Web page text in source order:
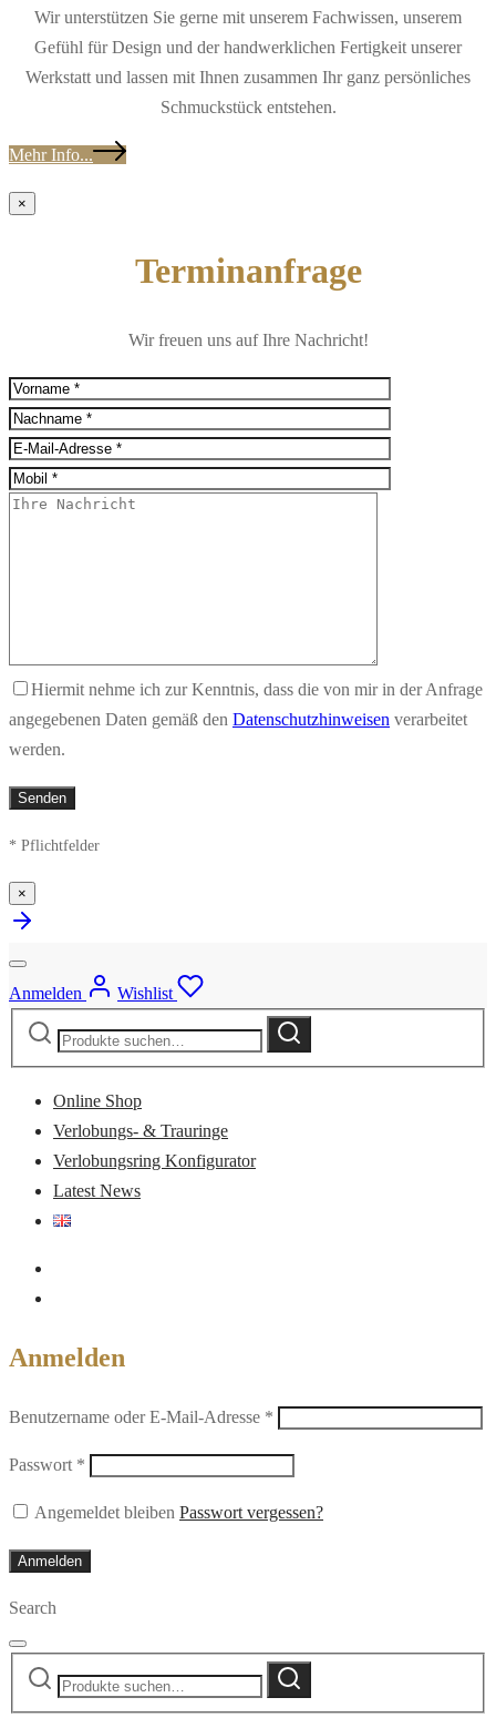
Wir unterstützen Sie gerne mit unserem Fachwissen, unserem
Gefühl für Design und der handwerklichen Fertigkeit unserer
Werkstatt und lassen mit Ihnen zusammen Ihr ganz persönliches
Schmuckstück entstehen.
Mehr Info...
×
Terminanfrage
Wir freuen uns auf Ihre Nachricht!
Hiermit nehme ich zur Kenntnis, dass die von mir in der Anfrage
angegebenen Daten gemäß den Datenschutzhinweisen verarbeitet
werden.
* Pflichtfelder
×
Anmelden
Wishlist
Suche
Suche
Online Shop
Verlobungs- & Trauringe
Verlobungsring Konfigurator
Latest News
Anmelden
Benutzername oder E-Mail-Adresse *
Passwort *
Angemeldet bleiben Passwort vergessen?
Anmelden
Search
Suche
Suche